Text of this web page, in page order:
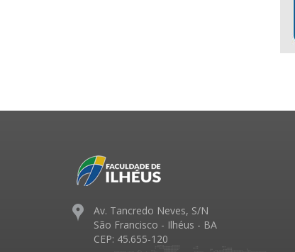
Av. Tancredo Neves, S/N
São Francisco - Ilhéus - BA
CEP: 45.655-120